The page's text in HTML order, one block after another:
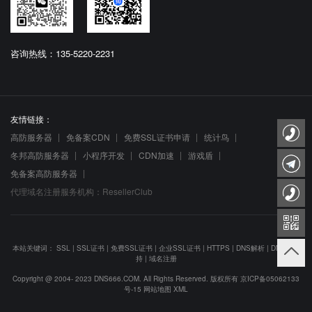
咨询热线：135-5220-2231
友情链接：
高防服务器
免备案CDN 免费SSL证书申请
统计鸟
冬邦高防服务器
小程序开发 CDN加速
游戏盾
免备案高防服务器
代理域名注册服务机构：ResellerClub
本站关键词： SSL | SSL证书 | 免费SSL证书 | 企业SSL证书 | HTTPS | DNS解析 | DNS防劫
持| 域名注册
Copyright @ 2004- 2023 DNS666.COM. All Rights Reserved. 版权所有 京ICP备05062133
号-15 网站地图 XML